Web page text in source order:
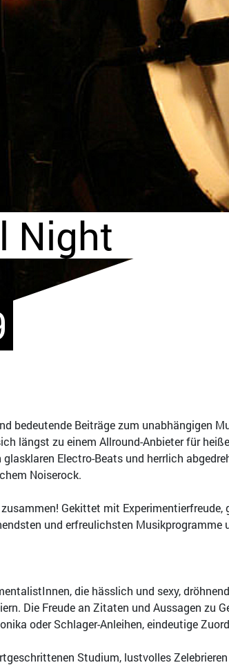
Night
bedeutende Beiträge zum unabhängigen
längst zu einem Allround-Anbieter für
Electro-Beats und herrlich
Noiserock.
Gekittet mit
und erfreulichsten Musikprogramme
die hässlich und sexy,
Die Freude an Zitaten und Aussagen zu
oder Schlager-Anleihen, eindeutige
Studium, lustvolles